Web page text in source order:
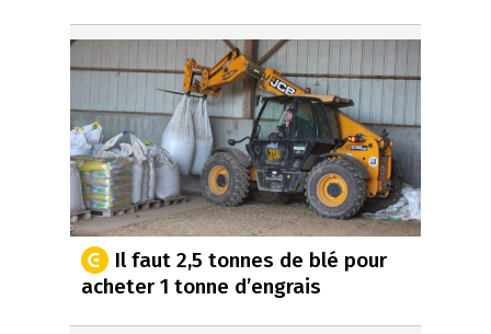
Il faut 2,5 tonnes de blé pour
acheter 1 tonne d’engrais